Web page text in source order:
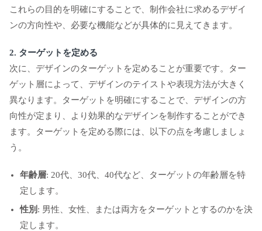
これらの目的を明確にすることで、制作会社に求めるデザイ
ンの方向性や、必要な機能などが具体的に見えてきます。
2. ターゲットを定める
次に、デザインのターゲットを定めることが重要です。ター
ゲット層によって、デザインのテイストや表現方法が大きく
異なります。ターゲットを明確にすることで、デザインの方
向性が定まり、より効果的なデザインを制作することができ
ます。ターゲットを定める際には、以下の点を考慮しましょ
う。
年齢層: 20代、30代、40代など、ターゲットの年齢層を特
定します。
性別 : 男性、女性、または両方をターゲットとするのかを決
定します。